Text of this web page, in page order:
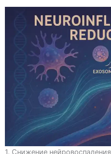
1. Снижение нейровоспаления